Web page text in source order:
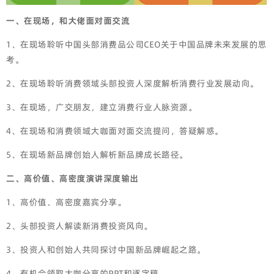
一、在现场，和大佬面对面交流
1、在现场聆听中国头部消费品公司CEO关于中国品牌未来发展的思
考。
2、在现场聆听消费领域头部投资人深度解析消费行业发展动向。
3、在现场，广交朋友，建立消费行业人脉资源。
4、在现场和消费领域大咖面对面交流提问，答疑解惑。
5、在现场新品牌创始人解析新品牌成长路径。
二、高价值、高密度演讲深度输出
1、高价值、高密度嘉宾分享。
2、头部投资人解读新消费投资风向。
3、投资人和创始人共同探讨中国新品牌崛起之路。